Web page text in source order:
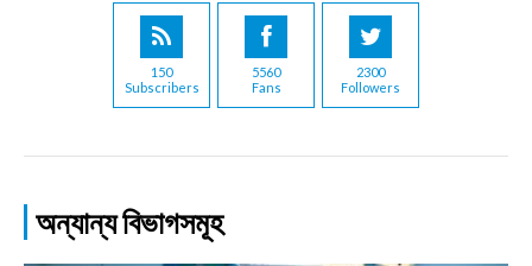
150
Subscribers
5560
Fans
2300
Followers
অন্যান্য বিভাগসমূহ